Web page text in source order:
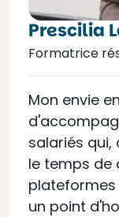
Prescilia
Formatrice
Mon envie
salariés
le temps de
plateformes
un point